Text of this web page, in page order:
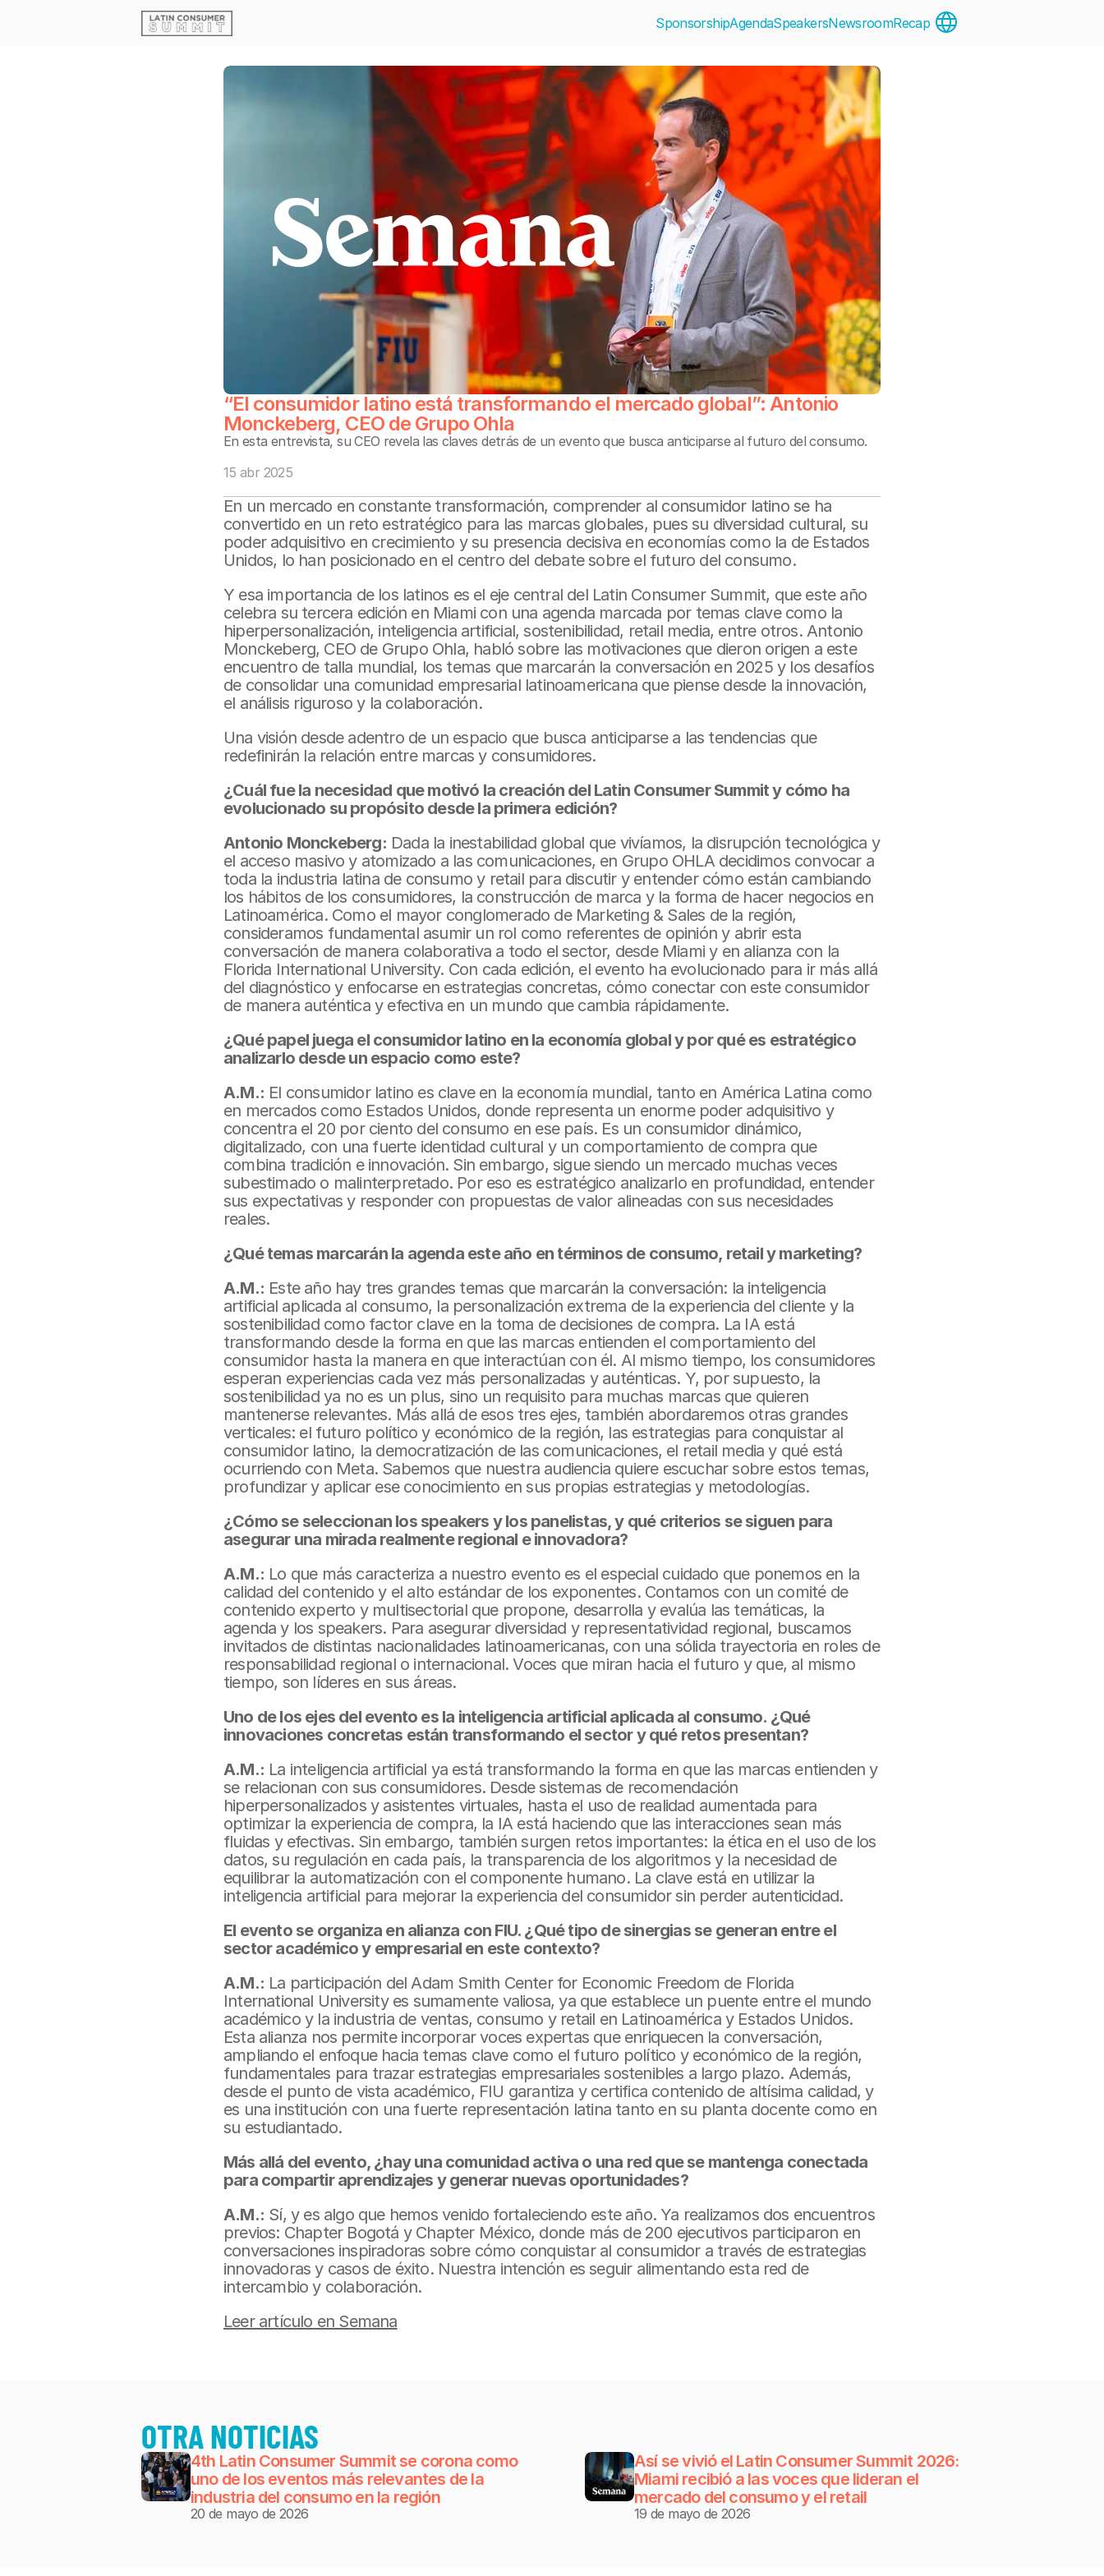
“El consumidor latino está transformando el mercado global”: Antonio
Monckeberg, CEO de Grupo Ohla
En esta entrevista, su CEO revela las claves detrás de un evento que busca anticiparse al futuro del consumo.
15 abr 2025
En un mercado en constante transformación, comprender al consumidor latino se ha
convertido en un reto estratégico para las marcas globales, pues su diversidad cultural, su
poder adquisitivo en crecimiento y su presencia decisiva en economías como la de Estados
Unidos, lo han posicionado en el centro del debate sobre el futuro del consumo.
Y esa importancia de los latinos es el eje central del Latin Consumer Summit, que este año
celebra su tercera edición en Miami con una agenda marcada por temas clave como la
hiperpersonalización, inteligencia artificial, sostenibilidad, retail media, entre otros. Antonio
Monckeberg, CEO de Grupo Ohla, habló sobre las motivaciones que dieron origen a este
encuentro de talla mundial, los temas que marcarán la conversación en 2025 y los desafíos
de consolidar una comunidad empresarial latinoamericana que piense desde la innovación,
el análisis riguroso y la colaboración.
Una visión desde adentro de un espacio que busca anticiparse a las tendencias que
redefinirán la relación entre marcas y consumidores.
¿Cuál fue la necesidad que motivó la creación del Latin Consumer Summit y cómo ha
evolucionado su propósito desde la primera edición?
Antonio Monckeberg: Dada la inestabilidad global que vivíamos, la disrupción tecnológica y
el acceso masivo y atomizado a las comunicaciones, en Grupo OHLA decidimos convocar a
toda la industria latina de consumo y retail para discutir y entender cómo están cambiando
los hábitos de los consumidores, la construcción de marca y la forma de hacer negocios en
Latinoamérica. Como el mayor conglomerado de Marketing & Sales de la región,
consideramos fundamental asumir un rol como referentes de opinión y abrir esta
conversación de manera colaborativa a todo el sector, desde Miami y en alianza con la
Florida International University. Con cada edición, el evento ha evolucionado para ir más allá
del diagnóstico y enfocarse en estrategias concretas, cómo conectar con este consumidor
de manera auténtica y efectiva en un mundo que cambia rápidamente.
¿Qué papel juega el consumidor latino en la economía global y por qué es estratégico
analizarlo desde un espacio como este?
A.M.: El consumidor latino es clave en la economía mundial, tanto en América Latina como
en mercados como Estados Unidos, donde representa un enorme poder adquisitivo y
concentra el 20 por ciento del consumo en ese país. Es un consumidor dinámico,
digitalizado, con una fuerte identidad cultural y un comportamiento de compra que
combina tradición e innovación. Sin embargo, sigue siendo un mercado muchas veces
subestimado o malinterpretado. Por eso es estratégico analizarlo en profundidad, entender
sus expectativas y responder con propuestas de valor alineadas con sus necesidades
reales.
¿Qué temas marcarán la agenda este año en términos de consumo, retail y marketing?
A.M.: Este año hay tres grandes temas que marcarán la conversación: la inteligencia
artificial aplicada al consumo, la personalización extrema de la experiencia del cliente y la
sostenibilidad como factor clave en la toma de decisiones de compra. La IA está
transformando desde la forma en que las marcas entienden el comportamiento del
consumidor hasta la manera en que interactúan con él. Al mismo tiempo, los consumidores
esperan experiencias cada vez más personalizadas y auténticas. Y, por supuesto, la
sostenibilidad ya no es un plus, sino un requisito para muchas marcas que quieren
mantenerse relevantes. Más allá de esos tres ejes, también abordaremos otras grandes
verticales: el futuro político y económico de la región, las estrategias para conquistar al
consumidor latino, la democratización de las comunicaciones, el retail media y qué está
ocurriendo con Meta. Sabemos que nuestra audiencia quiere escuchar sobre estos temas,
profundizar y aplicar ese conocimiento en sus propias estrategias y metodologías.
¿Cómo se seleccionan los speakers y los panelistas, y qué criterios se siguen para
asegurar una mirada realmente regional e innovadora?
A.M.: Lo que más caracteriza a nuestro evento es el especial cuidado que ponemos en la
calidad del contenido y el alto estándar de los exponentes. Contamos con un comité de
contenido experto y multisectorial que propone, desarrolla y evalúa las temáticas, la
agenda y los speakers. Para asegurar diversidad y representatividad regional, buscamos
invitados de distintas nacionalidades latinoamericanas, con una sólida trayectoria en roles de
responsabilidad regional o internacional. Voces que miran hacia el futuro y que, al mismo
tiempo, son líderes en sus áreas.
Uno de los ejes del evento es la inteligencia artificial aplicada al consumo. ¿Qué
innovaciones concretas están transformando el sector y qué retos presentan?
A.M.: La inteligencia artificial ya está transformando la forma en que las marcas entienden y
se relacionan con sus consumidores. Desde sistemas de recomendación
hiperpersonalizados y asistentes virtuales, hasta el uso de realidad aumentada para
optimizar la experiencia de compra, la IA está haciendo que las interacciones sean más
fluidas y efectivas. Sin embargo, también surgen retos importantes: la ética en el uso de los
datos, su regulación en cada país, la transparencia de los algoritmos y la necesidad de
equilibrar la automatización con el componente humano. La clave está en utilizar la
inteligencia artificial para mejorar la experiencia del consumidor sin perder autenticidad.
El evento se organiza en alianza con FIU. ¿Qué tipo de sinergias se generan entre el
sector académico y empresarial en este contexto?
A.M.: La participación del Adam Smith Center for Economic Freedom de Florida
International University es sumamente valiosa, ya que establece un puente entre el mundo
académico y la industria de ventas, consumo y retail en Latinoamérica y Estados Unidos.
Esta alianza nos permite incorporar voces expertas que enriquecen la conversación,
ampliando el enfoque hacia temas clave como el futuro político y económico de la región,
fundamentales para trazar estrategias empresariales sostenibles a largo plazo. Además,
desde el punto de vista académico, FIU garantiza y certifica contenido de altísima calidad, y
es una institución con una fuerte representación latina tanto en su planta docente como en
su estudiantado.
Más allá del evento, ¿hay una comunidad activa o una red que se mantenga conectada
para compartir aprendizajes y generar nuevas oportunidades?
A.M.: Sí, y es algo que hemos venido fortaleciendo este año. Ya realizamos dos encuentros
previos: Chapter Bogotá y Chapter México, donde más de 200 ejecutivos participaron en
conversaciones inspiradoras sobre cómo conquistar al consumidor a través de estrategias
innovadoras y casos de éxito. Nuestra intención es seguir alimentando esta red de
intercambio y colaboración.
Leer artículo en Semana
OTRA NOTICIAS
4th Latin Consumer Summit se corona como
uno de los eventos más relevantes de la
industria del consumo en la región
20 de mayo de 2026
Así se vivió el Latin Consumer Summit 2026:
Miami recibió a las voces que lideran el
mercado del consumo y el retail
19 de mayo de 2026
SponsorshipAgendaSpeakersNewsroomRecap
Select Language